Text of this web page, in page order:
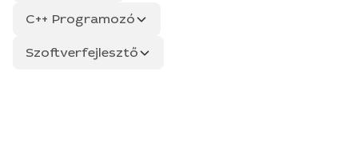
C++ Programozó
Szoftverfejlesztő